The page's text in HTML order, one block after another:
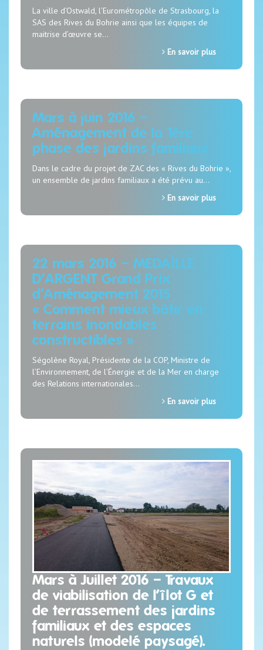
La ville d’Ostwald, l’Eurométropôle de Strasbourg, la
SAS des Rives du Bohrie ainsi que les équipes de
maitrise d’œuvre se…
En savoir plus
Mars à juin 2016 –
Aménagement de la 1ère
phase des jardins familiaux
Dans le cadre du projet de ZAC des « Rives du Bohrie »,
un ensemble de jardins familiaux a été prévu au…
En savoir plus
22 mars 2016 – MEDAILLE
D’ARGENT Grand Prix
d’Aménagement 2015
« Comment mieux bâtir en
terrains inondables
constructibles »
Ségolène Royal, Présidente de la COP, Ministre de
l’Environnement, de l’Énergie et de la Mer en charge
des Relations internationales…
En savoir plus
Mars à Juillet 2016 – Travaux
de viabilisation de l’îlot G et
de terrassement des jardins
familiaux et des espaces
naturels (modelé paysagé).